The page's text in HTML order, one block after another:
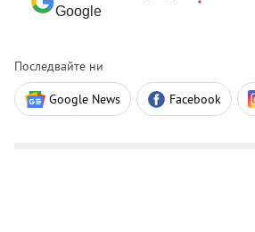
Google
Последвайте ни
Google News Facebook